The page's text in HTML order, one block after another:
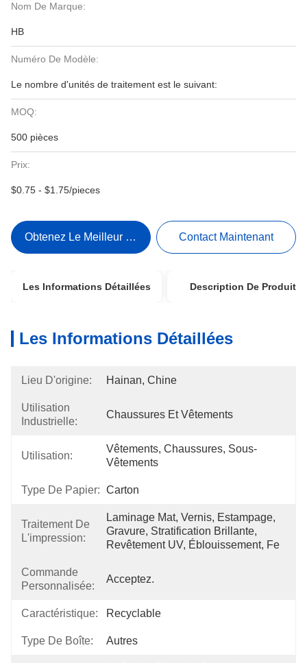
Nom De Marque:
HB
Numéro De Modèle:
Le nombre d'unités de traitement est le suivant:
MOQ:
500 pièces
Prix:
$0.75 - $1.75/pieces
Obtenez Le Meilleur Prix Contact Maintenant
Les Informations Détaillées Description De Produit
Les Informations Détaillées
Lieu D'origine: Hainan, Chine
Utilisation
Industrielle:
Chaussures Et Vêtements
Utilisation:
Vêtements, Chaussures, Sous-
Vêtements
Type De Papier: Carton
Traitement De
L'impression:
Laminage Mat, Vernis, Estampage,
Gravure, Stratification Brillante,
Revêtement UV, Éblouissement, Fe
Commande
Personnalisée:
Acceptez.
Caractéristique: Recyclable
Type De Boîte: Autres